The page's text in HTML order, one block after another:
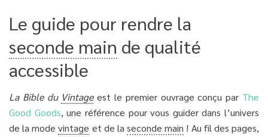
Le guide pour rendre la
seconde main de qualité
accessible
La Bible du Vintageest le premier ouvrage conçu par The
Good Goods, une référence pour vous guider dans l’univers
de la modevintage et de laseconde main ! Au fil des pages,